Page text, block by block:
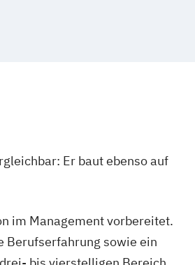
Er baut ebenso auf
im Management vorbereitet.
Berufserfahrung sowie ein